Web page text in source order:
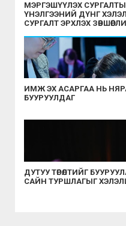
МЭРГЭШҮҮЛЭХ
ҮНЭЛГЭЭНИЙ ДҮНГ
СУРГАЛТ ЭРХЛЭХ
ИМЖ ЭХ АСАРГАА НЬ
БУУРУУЛДАГ
ДУТУУ ТӨРӨЛТИЙГ
САЙН ТУРШЛАГЫГ